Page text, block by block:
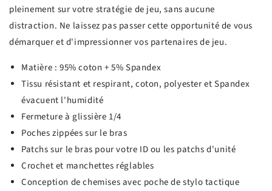
pleinement sur votre stratégie de jeu, sans aucune
distraction. Ne laissez pas passer cette opportunité de vous
démarquer et d'impressionner vos partenaires de jeu.
Matière : 95% coton + 5% Spandex
Tissu résistant et respirant, coton, polyester et Spandex
évacuent l'humidité
Fermeture à glissière 1/4
Poches zippées sur le bras
Patchs sur le bras pour votre ID ou les patchs d'unité
Crochet et manchettes réglables
Conception de chemises avec poche de stylo tactique